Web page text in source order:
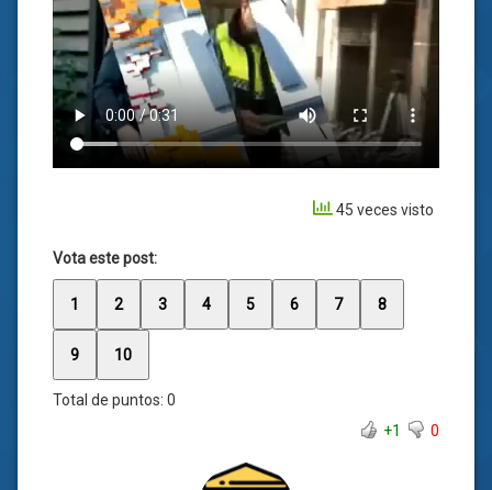
45 veces visto
Vota este post:
1 2 3 4 5 6 7 8
9 10
Total de puntos: 0
+1
0